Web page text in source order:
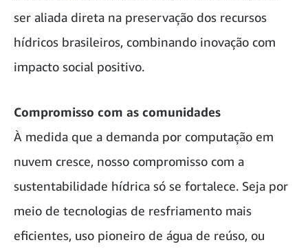
ser aliada direta na preservação dos recursos
hídricos brasileiros, combinando inovação com
impacto social positivo.
Compromisso com as comunidades
À medida que a demanda por computação em
nuvem cresce, nosso compromisso com a
sustentabilidade hídrica só se fortalece. Seja por
meio de tecnologias de resfriamento mais
eficientes, uso pioneiro de água de reúso, ou